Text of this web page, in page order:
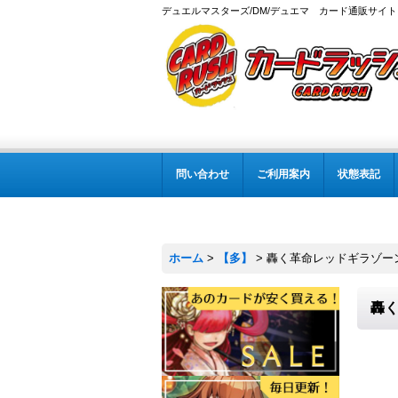
デュエルマスターズ/DM/デュエマ カード通販サイト
問い合わせ ご利用案内 状態表記
ホーム > 【多】 > 轟く革命レッドギラゾー
轟